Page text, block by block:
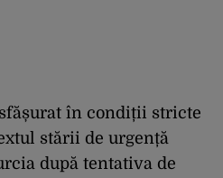
în condiții stricte
stării de urgență
după tentativa de